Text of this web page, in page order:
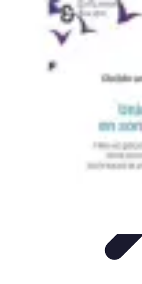
Le Monde du Padel
Entraînement
Stratégies et Techniques
Techniques et Entraînement
Le Monde du Padel